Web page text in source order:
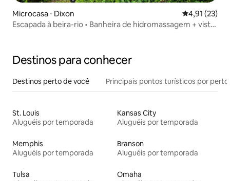
Microcasa ⋅ Dixon 4,91 de uma
4,91 (23)
Escapada à beira-rio • Banheira de hidromassagem + vista
Destinos para conhecer
Destinos perto de você Principais pontos turísticos por perto
St. Louis
Aluguéis por temporada
Kansas City
Aluguéis por temporada
Memphis
Aluguéis por temporada
Branson
Aluguéis por temporada
Tulsa
Omaha